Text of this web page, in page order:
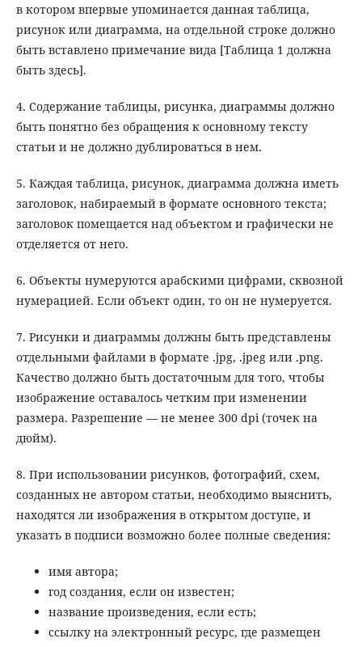
в котором впервые упоминается данная таблица,
рисунок или диаграмма, на отдельной строке должно
быть вставлено примечание вида [Таблица 1 должна
быть здесь].
4. Содержание таблицы, рисунка, диаграммы должно
быть понятно без обращения к основному тексту
статьи и не должно дублироваться в нем.
5. Каждая таблица, рисунок, диаграмма должна иметь
заголовок, набираемый в формате основного текста;
заголовок помещается над объектом и графически не
отделяется от него.
6. Объекты нумеруются арабскими цифрами, сквозной
нумерацией. Если объект один, то он не нумеруется.
7. Рисунки и диаграммы должны быть представлены
отдельными файлами в формате .jpg, .jpeg или .png.
Качество должно быть достаточным для того, чтобы
изображение оставалось четким при изменении
размера. Разрешение — не менее 300 dpi (точек на
дюйм).
8. При использовании рисунков, фотографий, схем,
созданных не автором статьи, необходимо выяснить,
находятся ли изображения в открытом доступе, и
указать в подписи возможно более полные сведения:
имя автора;
год создания, если он известен;
название произведения, если есть;
ссылку на электронный ресурс, где размещен